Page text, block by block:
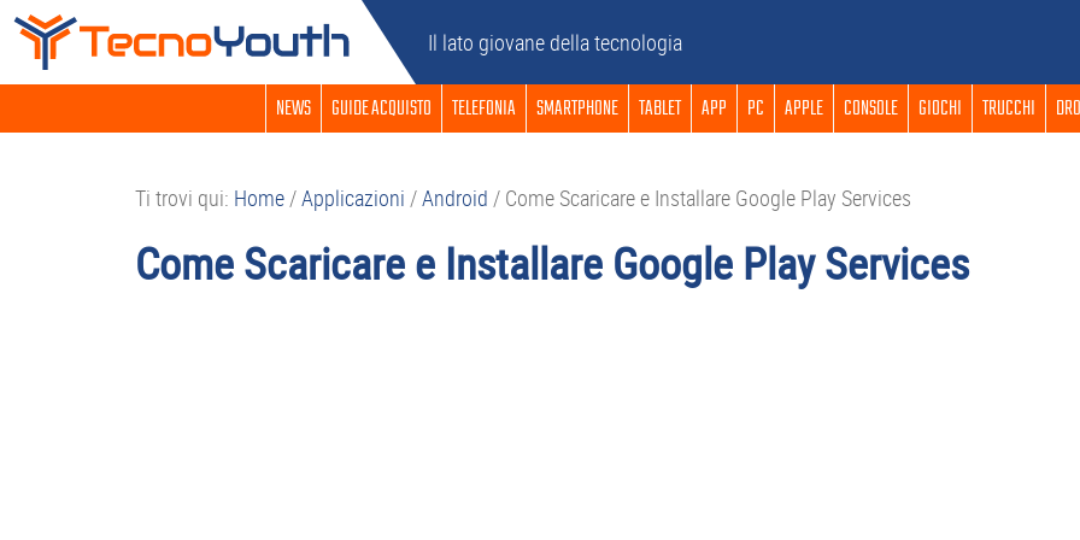
Passa
navigazione
Passa
contenuto
Passa
barra
Passa
piè
Il lato giovane della tecnologia
NEWS GUIDE ACQUISTO TELEFONIA SMARTPHONE TABLET APP PC APPLE CONSOLE GIOCHI TRUCCHI
Ti trovi qui: Home/Applicazioni /Android / Come Scaricare e Installare Google Play Services
Come Scaricare e Installare Google Play Services